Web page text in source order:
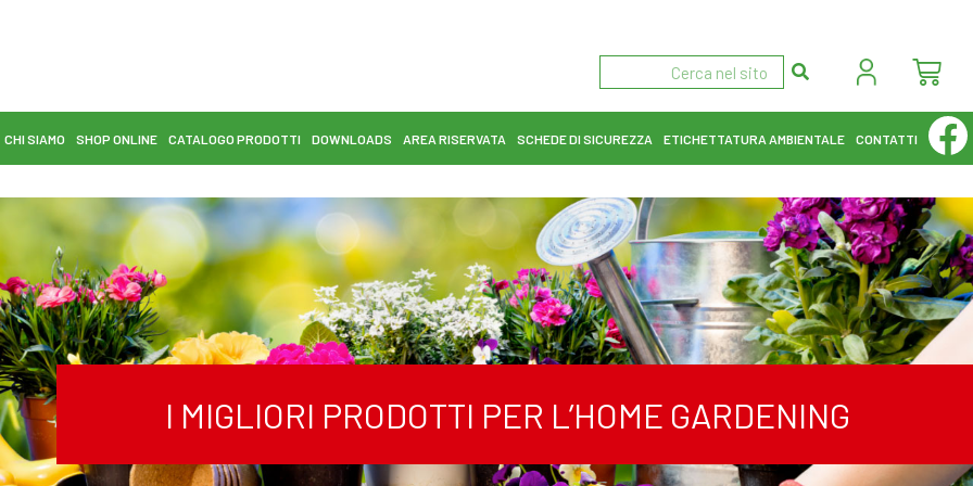
CHI SIAMO SHOP ONLINE CATALOGO PRODOTTI DOWNLOADS AREA RISERVATA SCHEDE DI SICUREZZA ETICHETTATURA AMBIENTALE CONTATTI
I MIGLIORI PRODOTTI PER L’HOME GARDENING